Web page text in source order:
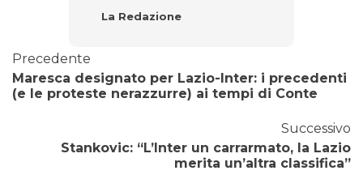
La Redazione
Precedente
Maresca designato per Lazio-Inter: i precedenti
(e le proteste nerazzurre) ai tempi di Conte
Successivo
Stankovic: “L’Inter un carrarmato, la Lazio
merita un’altra classifica”